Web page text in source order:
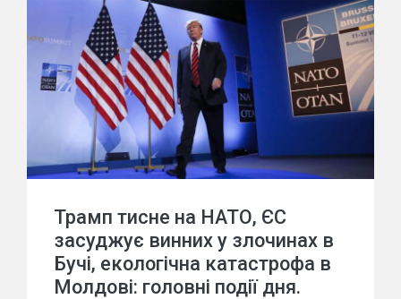
Трамп тисне на НАТО, ЄС
засуджує винних у злочинах в
Бучі, екологічна катастрофа в
Молдові: головні події дня.